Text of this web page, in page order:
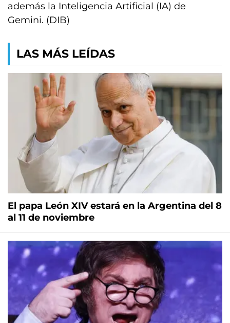
además la Inteligencia Artificial (IA) de
Gemini. (DIB)
LAS MÁS LEÍDAS
El papa León XIV estará en la Argentina del 8
al 11 de noviembre